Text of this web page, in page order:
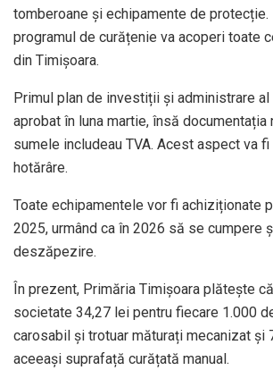
tomberoane și echipamente de protecție.
programul de curățenie va acoperi toate
din Timișoara.
Primul plan de investiții și administrare
aprobat în luna martie, însă documentația
sumele includeau TVA. Acest aspect va
hotărâre.
Toate echipamentele vor fi achiziționate
2025, urmând ca în 2026 să se cumpere
deszăpezire.
În prezent, Primăria Timișoara plătește
societate 34,27 lei pentru fiecare 1.000
carosabil și trotuar măturați mecanizat și
aceeași suprafață curățată manual.